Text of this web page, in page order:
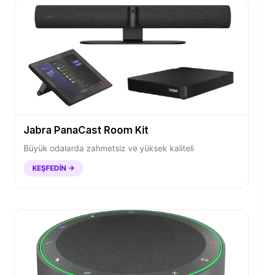
Jabra PanaCast Room Kit
Büyük odalarda zahmetsiz ve yüksek kaliteli
KEŞFEDIN →